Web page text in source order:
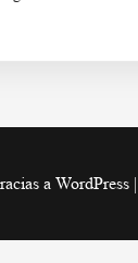
a WordPress |